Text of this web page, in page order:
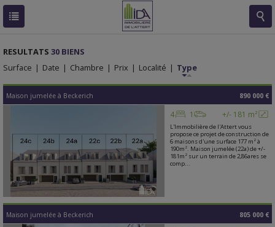
RESULTATS 30 BIENS
Surface | Date | Chambre | Prix | Localité | Type
Maison jumelée à Beckerich 890 000 €
+/- 181 m²
4 1
L'Immobilière de l'Attert vous
propose ce projet de construction de
6 maisons d'une surface 177 m² à
190m². Maison jumelée (22a) de +/-
181m² sur un terrain de 2,86ares se
comp...
Maison jumelée à Beckerich 805 000 €